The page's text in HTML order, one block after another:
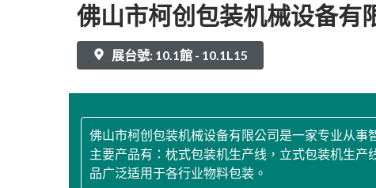
佛山市柯创包装机械设备有
展台號: 10.1館 - 10.1L15
佛山市柯创包装机械设备有限公司是一家专业从事
主要产品有：枕式包装机生产线，立式包装机生
品广泛适用于各行业物料包装。